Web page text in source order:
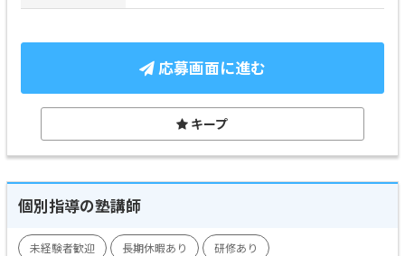
応募画面に進む
キープ
個別指導の塾講師
未経験者歓迎 長期休暇あり
研修あり